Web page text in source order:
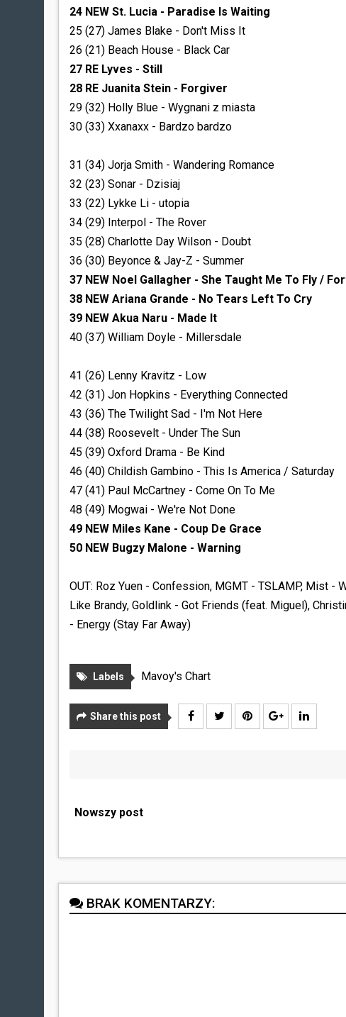
24 NEW St. Lucia - Paradise Is Waiting
25 (27) James Blake - Don't Miss It
26 (21) Beach House - Black Car
27 RE Lyves - Still
28 RE Juanita Stein - Forgiver
29 (32) Holly Blue - Wygnani z miasta
30 (33) Xxanaxx - Bardzo bardzo
31 (34) Jorja Smith - Wandering Romance
32 (23) Sonar - Dzisiaj
33 (22) Lykke Li - utopia
34 (29) Interpol - The Rover
35 (28) Charlotte Day Wilson - Doubt
36 (30) Beyonce & Jay-Z - Summer
37 NEW Noel Gallagher - She Taught Me To Fly /
38 NEW Ariana Grande - No Tears Left To Cry
39 NEW Akua Naru - Made It
40 (37) William Doyle - Millersdale
41 (26) Lenny Kravitz - Low
42 (31) Jon Hopkins - Everything Connected
43 (36) The Twilight Sad - I'm Not Here
44 (38) Roosevelt - Under The Sun
45 (39) Oxford Drama - Be Kind
46 (40) Childish Gambino - This Is America / Saturday
47 (41) Paul McCartney - Come On To Me
48 (49) Mogwai - We're Not Done
49 NEW Miles Kane - Coup De Grace
50 NEW Bugzy Malone - Warning
OUT: Roz Yuen - Confession, MGMT - TSLAMP, Mist -
Like Brandy, Goldlink - Got Friends (feat. Miguel),
- Energy (Stay Far Away)
Labels Mavoy's Chart
Share this post
Nowszy post
BRAK KOMENTARZY: